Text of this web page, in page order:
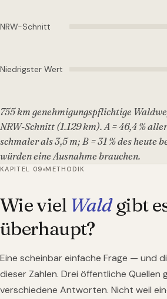
NRW-Schnitt
Niedrigster Wert
755 km genehmigungspflichtige
NRW-Schnitt (1.129 km). A = 46,4 %
schmaler als 3,5 m; B = 31 % des heute
würden eine Ausnahme brauchen.
KAPITEL 09 METHODIK
Wie viel Waldgibt
überhaupt?
Eine scheinbar einfache Frage — und
dieser Zahlen. Drei öffentliche Quellen
verschiedene Antworten. Nicht weil